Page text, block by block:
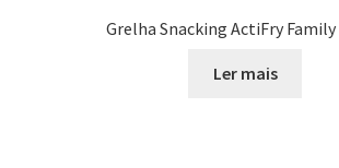
Grelha Snacking ActiFry Family
Ler mais